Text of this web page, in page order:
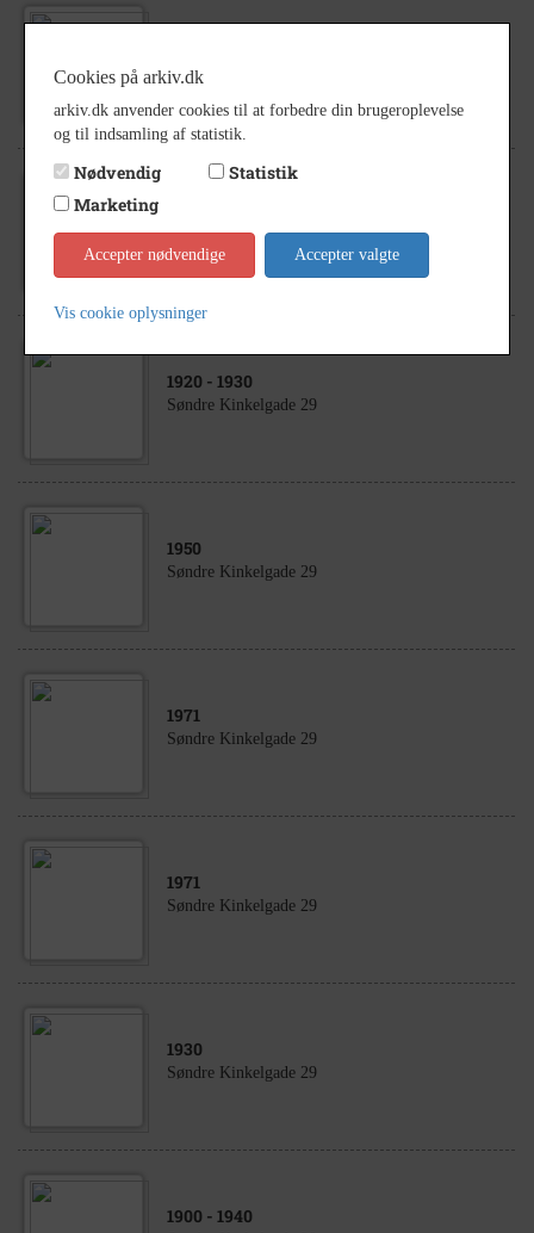
Søndre Kinkelgade 29
Søndre Kinkelgade 29
1920 - 1930
Søndre Kinkelgade 29
1950
Søndre Kinkelgade 29
1971
Søndre Kinkelgade 29
1971
Søndre Kinkelgade 29
1930
Søndre Kinkelgade 29
1900 - 1940
Cookies på arkiv.dk
arkiv.dk anvender cookies til at forbedre din brugeroplevelse
og til indsamling af statistik.
Nødvendig
Statistik
Marketing
Accepter nødvendige Accepter valgte
Vis cookie oplysninger